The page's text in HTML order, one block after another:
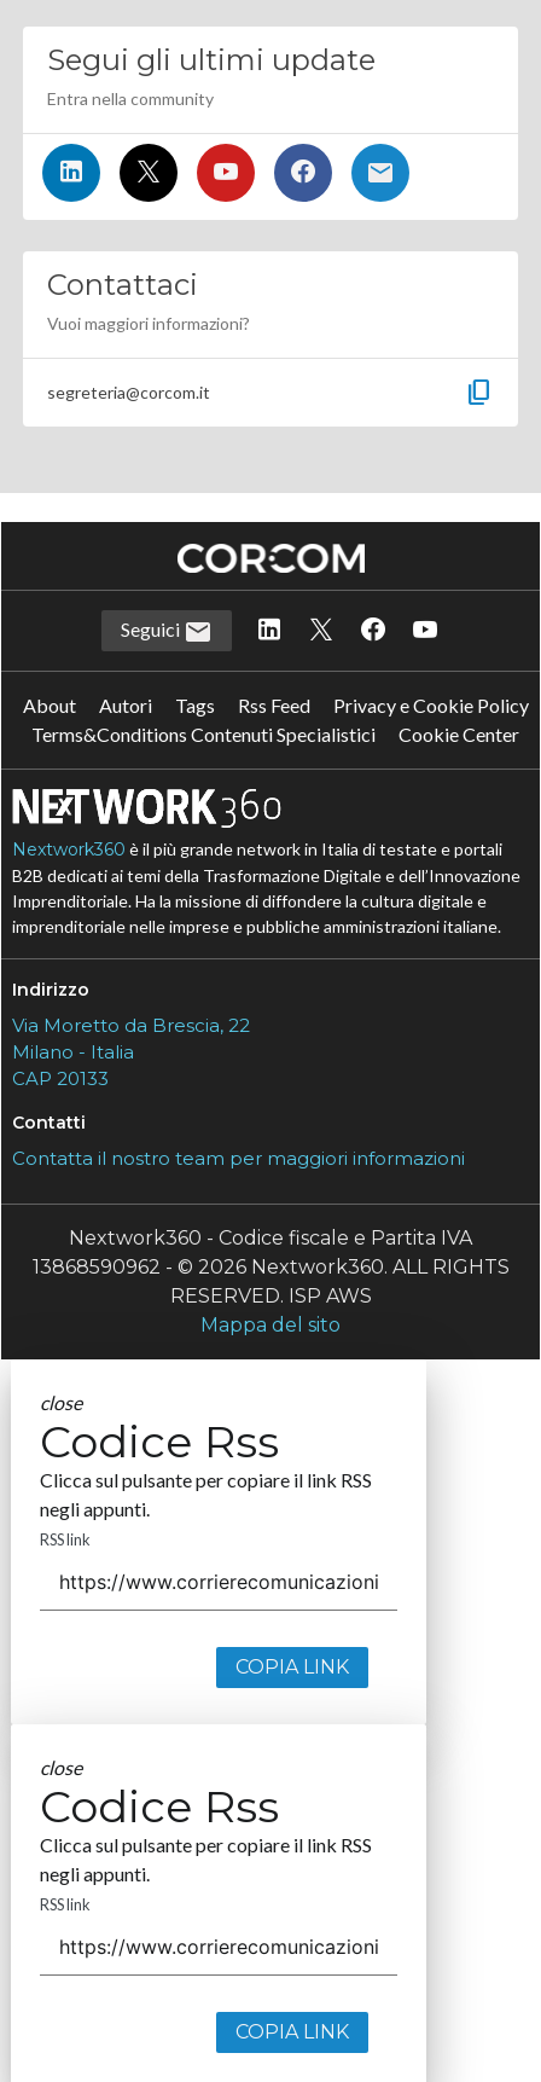
Segui gli ultimi update
Entra nella community
Contattaci
Vuoi maggiori informazioni?
segreteria@corcom.it content_copy
Seguici
About Autori Tags Rss Feed
Privacy e Cookie Policy
Terms&Conditions Contenuti Specialistici
Cookie Center
Nextwork360 è il più grande network in Italia di testate e portali
B2B dedicati ai temi della Trasformazione Digitale e dell’Innovazione
Imprenditoriale. Ha la missione di diffondere la cultura digitale e
imprenditoriale nelle imprese e pubbliche amministrazioni italiane.
Indirizzo
Via Moretto da Brescia, 22
Milano - Italia
CAP 20133
Contatti
Contatta il nostro team per maggiori informazioni
Nextwork360 - Codice fiscale e Partita IVA
13868590962 - © 2026 Nextwork360. ALL RIGHTS
RESERVED. ISP AWS
Mappa del sito
close
Codice Rss
Clicca sul pulsante per copiare il link RSS
negli appunti.
RSS link
COPIA LINK
close
Codice Rss
Clicca sul pulsante per copiare il link RSS
negli appunti.
RSS link
COPIA LINK